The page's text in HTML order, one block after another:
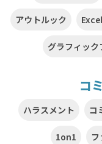
アウトルック
グラフィッ
コ
ハラスメント コ
1on1